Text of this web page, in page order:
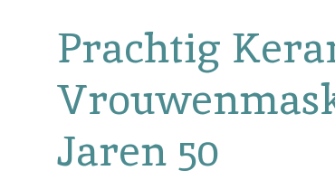
Prachtig
Jaren 50